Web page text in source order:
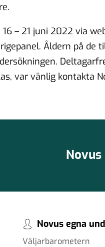
– 21 juni 2022 via
Åldern på de
var vänlig kontakta
Novus egna
Väljarbarometern